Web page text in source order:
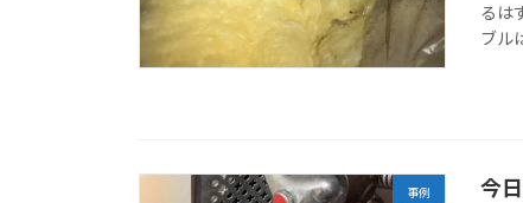
るは
ブル
事例 今